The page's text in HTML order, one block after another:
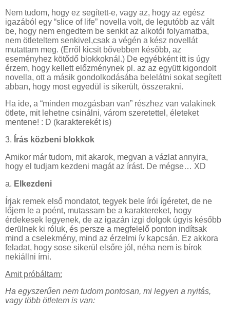
Nem tudom, hogy ez segített-e, vagy az, hogy az egész
igazából egy “slice of life” novella volt, de legutóbb az vált
be, hogy nem engedtem be senkit az alkotói folyamatba,
nem ötleteltem senkivel,csak a végén a kész novellát
mutattam meg. (Erről kicsit bővebben később, az
eseményhez kötődő blokkoknál.) De egyébként itt is úgy
érzem, hogy kellett előzménynek pl. az az együtt kigondolt
novella, ott a másik gondolkodásába belelátni sokat segített
abban, hogy most egyedül is sikerült, összerakni.
Ha ide, a “minden mozgásban van” részhez van valakinek
ötlete, mit lehetne csinálni, várom szeretettel, életeket
mentene! : D (karakterekét is)
3. Írás közbeni blokkok
Amikor már tudom, mit akarok, megvan a vázlat annyira,
hogy el tudjam kezdeni magát az írást. De mégse… XD
a. Elkezdeni
Írjak remek első mondatot, tegyek bele írói ígéretet, de ne
lőjem le a poént, mutassam be a karaktereket, hogy
érdekesek legyenek, de az igazán izgi dolgok úgyis később
derülnek ki róluk, és persze a megfelelő ponton indítsak
mind a cselekmény, mind az érzelmi ív kapcsán. Ez akkora
feladat, hogy sose sikerül elsőre jól, néha nem is bírok
nekiállni írni.
Amit próbáltam:
Ha egyszerűen nem tudom pontosan, mi legyen a nyitás,
vagy több ötletem is van: